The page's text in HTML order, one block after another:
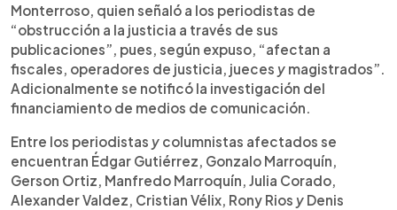
Monterroso, quien señaló a los periodistas de
“obstrucción a la justicia a través de sus
publicaciones”, pues, según expuso, “afectan a
fiscales, operadores de justicia, jueces y magistrados”.
Adicionalmente se notificó la investigación del
financiamiento de medios de comunicación.
Entre los periodistas y columnistas afectados se
encuentran Édgar Gutiérrez, Gonzalo Marroquín,
Gerson Ortiz, Manfredo Marroquín, Julia Corado,
Alexander Valdez, Cristian Vélix, Rony Rios y Denis